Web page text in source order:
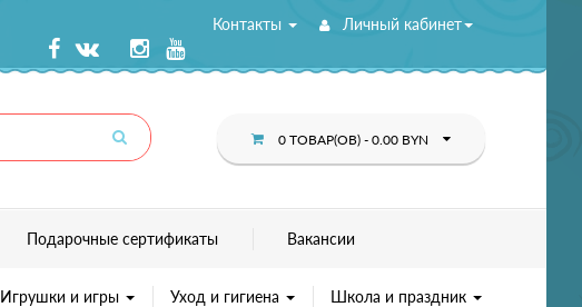
Контакты Личный кабинет
0 ТОВАР(ОВ) - 0.00 BYN
Подарочные сертификаты Вакансии
Игрушки и игры Уход и гигиена Школа и праздник